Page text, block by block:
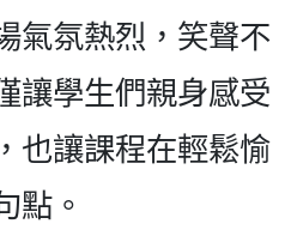
氣氛熱烈，笑聲不
讓學生們親身感受
也讓課程在輕鬆愉
點。